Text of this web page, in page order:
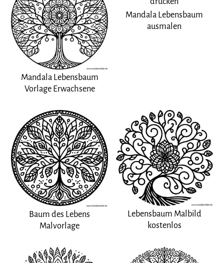
Mandala Lebensbaum
Vorlage Erwachsene
Mandala Lebensbaum
ausmalen
Baum des Lebens
Malvorlage
Lebensbaum Malbild
kostenlos